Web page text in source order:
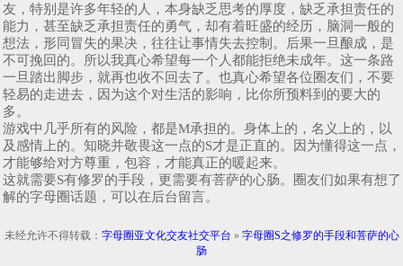
友，特别是许多年轻的人，本身缺乏思考的厚度，缺乏承担责任的
能力，甚至缺乏承担责任的勇气，却有着旺盛的经历，脑洞一般的
想法，形同冒失的果决，往往让事情失去控制。后果一旦酿成，是
不可挽回的。所以我真心希望每一个人都能拒绝未成年。这一条路
一旦踏出脚步，就再也收不回去了。也真心希望各位圈友们，不要
轻易的走进去，因为这个对生活的影响，比你所预料到的要大的
多。
游戏中几乎所有的风险，都是M承担的。身体上的，名义上的，以
及感情上的。知晓并敬畏这一点的S才是正直的。因为懂得这一点，
才能够给对方尊重，包容，才能真正的暖起来。
这就需要S有修罗的手段，更需要有菩萨的心肠。圈友们如果有想了
解的字母圈话题，可以在后台留言。
未经允许不得转载： 字母圈亚文化交友社交平台 » 字母圈S之修罗的手段和菩萨的心
肠